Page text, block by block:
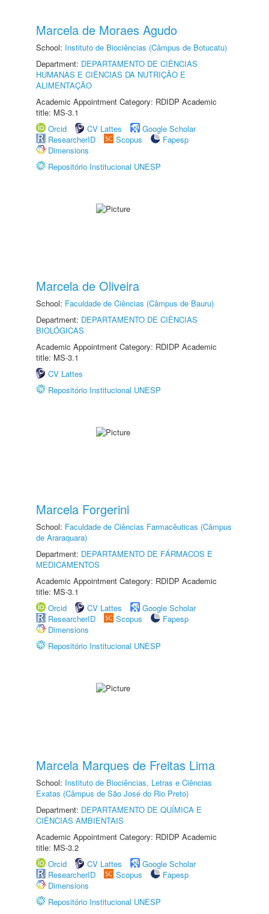
Marcela de Moraes Agudo
School: Instituto de Biociências (Câmpus de Botucatu)
Department: DEPARTAMENTO DE CIÊNCIAS
HUMANAS E CIÊNCIAS DA NUTRIÇÃO E
ALIMENTAÇÃO
Academic Appointment Category: RDIDP Academic
title: MS-3.1
Orcid
CV Lattes
Google Scholar
ResearcherID
Scopus
Fapesp
Dimensions
Repositório Institucional UNESP
Marcela de Oliveira
School: Faculdade de Ciências (Câmpus de Bauru)
Department: DEPARTAMENTO DE CIÊNCIAS
BIOLÓGICAS
Academic Appointment Category: RDIDP Academic
title: MS-3.1
CV Lattes
Repositório Institucional UNESP
Marcela Forgerini
School: Faculdade de Ciências Farmacêuticas (Câmpus
de Araraquara)
Department: DEPARTAMENTO DE FÁRMACOS E
MEDICAMENTOS
Academic Appointment Category: RDIDP Academic
title: MS-3.1
Orcid
CV Lattes
Google Scholar
ResearcherID
Scopus
Fapesp
Dimensions
Repositório Institucional UNESP
Marcela Marques de Freitas Lima
School: Instituto de Biociências, Letras e Ciências
Exatas (Câmpus de São José do Rio Preto)
Department: DEPARTAMENTO DE QUÍMICA E
CIÊNCIAS AMBIENTAIS
Academic Appointment Category: RDIDP Academic
title: MS-3.2
Orcid
CV Lattes
Google Scholar
ResearcherID
Scopus
Fapesp
Dimensions
Repositório Institucional UNESP